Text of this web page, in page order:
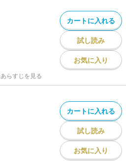
カートに入れる
試し読み
お気に入り
あらすじを見る
カートに入れる
試し読み
お気に入り